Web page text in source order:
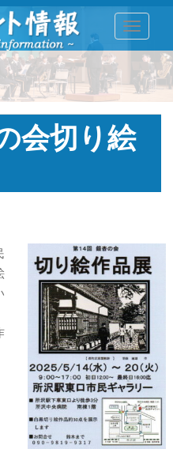
会切り絵